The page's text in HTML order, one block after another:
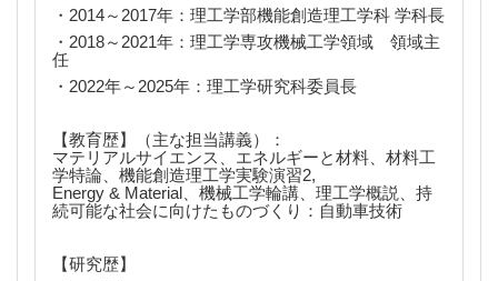
・2014～2017年：理工学部機能創造理工学科 学科長
・2018～2021年：理工学専攻機械工学領域 領域主
任
・2022年～2025年：理工学研究科委員長
【教育歴】（主な担当講義）：
マテリアルサイエンス、エネルギーと材料、材料工
学特論、機能創造理工学実験演習2,
Energy & Material、機械工学輪講、理工学概説、持
続可能な社会に向けたものづくり：自動車技術
【研究歴】